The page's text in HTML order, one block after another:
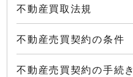
不動産買取法規
不動産売買契約の条件
不動産売買契約の手続き